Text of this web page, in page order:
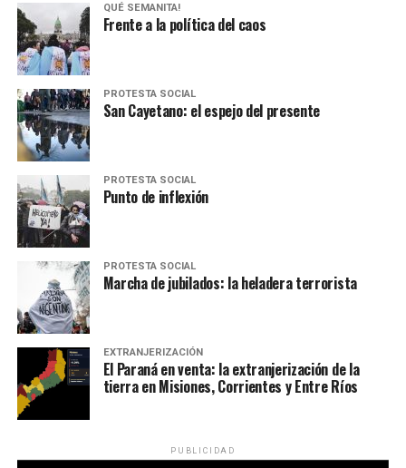
QUÉ SEMANITA!
Frente a la política del caos
PROTESTA SOCIAL
San Cayetano: el espejo del presente
PROTESTA SOCIAL
Punto de inflexión
PROTESTA SOCIAL
Marcha de jubilados: la heladera terrorista
EXTRANJERIZACIÓN
El Paraná en venta: la extranjerización de la
tierra en Misiones, Corrientes y Entre Ríos
PUBLICIDAD